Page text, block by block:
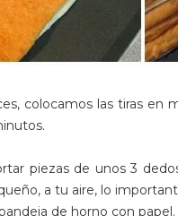
colocamos las tiras
piezas de unos 3
a tu aire, lo
de horno con papel.